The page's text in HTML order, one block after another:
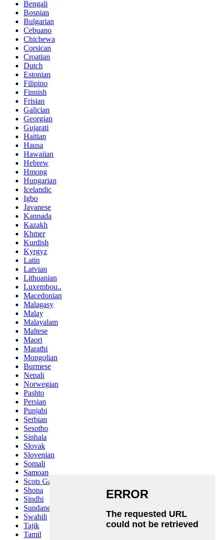
Bengali
Bosnian
Bulgarian
Cebuano
Chichewa
Corsican
Croatian
Dutch
Estonian
Filipino
Finnish
Frisian
Galician
Georgian
Gujarati
Haitian
Hausa
Hawaiian
Hebrew
Hmong
Hungarian
Icelandic
Igbo
Javanese
Kannada
Kazakh
Khmer
Kurdish
Kyrgyz
Latin
Latvian
Lithuanian
Luxembou..
Macedonian
Malagasy
Malay
Malayalam
Maltese
Maori
Marathi
Mongolian
Burmese
Nepali
Norwegian
Pashto
Persian
Punjabi
Serbian
Sesotho
Sinhala
Slovak
Slovenian
Somali
Samoan
Scots Gaelic
Shona
Sindhi
Sundanese
Swahili
Tajik
Tamil